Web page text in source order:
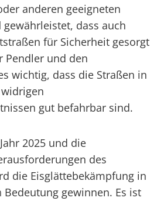
anderen geeigneten
dass auch
für Sicherheit gesorgt
Pendler und den
wichtig, dass die Straßen in
gut befahrbar sind.
2025 und die
des
die Eisglättebekämpfung in
Bedeutung gewinnen. Es ist